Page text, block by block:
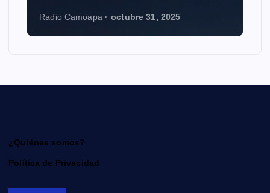
Radio Camoapa octubre 31, 2025
¿Quiénes somos?
Política de Privacidad